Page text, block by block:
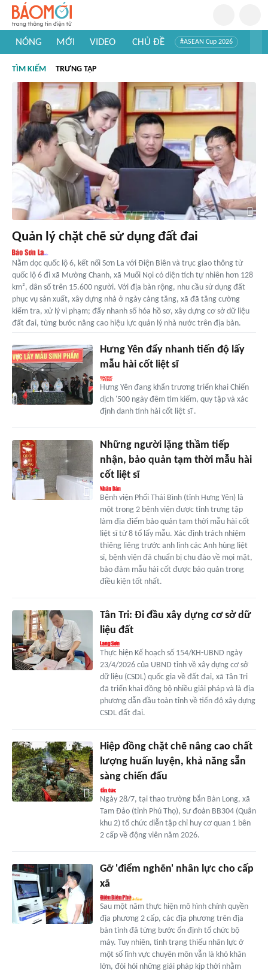
NÓNG MỚI VIDEO CHỦ ĐỀ #ASEAN Cup 2026
#Khám phá Việt Nam
TÌM KIẾM TRƯNG TẬP
Quản lý chặt chẽ sử dụng đất đai
Nằm dọc quốc lộ 6, kết nối Sơn La với Điện Biên và trục giao thông từ
quốc lộ 6 đi xã Mường Chanh, xã Muổi Nọi có diện tích tự nhiên hơn 128
km², dân số trên 15.600 người. Với địa bàn rộng, nhu cầu sử dụng đất
phục vụ sản xuất, xây dựng nhà ở ngày càng tăng, xã đã tăng cường
kiểm tra, xử lý vi phạm; đẩy nhanh số hóa hồ sơ, xây dựng cơ sở dữ liệu
đất đai, từng bước nâng cao hiệu lực quản lý nhà nước trên địa bàn.
Hưng Yên đẩy nhanh tiến độ lấy
mẫu hài cốt liệt sĩ
Hưng Yên đang khẩn trương triển khai Chiến
dịch '500 ngày đêm tìm kiếm, quy tập và xác
định danh tính hài cốt liệt sĩ'.
Những người lặng thầm tiếp
nhận, bảo quản tạm thời mẫu hài
cốt liệt sĩ
Bệnh viện Phổi Thái Bình (tỉnh Hưng Yên) là
một trong 2 bệnh viện được tỉnh trưng tập
làm địa điểm bảo quản tạm thời mẫu hài cốt
liệt sĩ từ 8 tổ lấy mẫu. Xác định trách nhiệm
thiêng liêng trước anh linh các Anh hùng liệt
sĩ, bệnh viện đã chuẩn bị chu đáo về mọi mặt,
bảo đảm mẫu hài cốt được bảo quản trong
điều kiện tốt nhất.
Tân Tri: Đi đầu xây dựng cơ sở dữ
liệu đất
Thực hiện Kế hoạch số 154/KH-UBND ngày
23/4/2026 của UBND tỉnh về xây dựng cơ sở
dữ liệu (CSDL) quốc gia về đất đai, xã Tân Tri
đã triển khai đồng bộ nhiều giải pháp và là địa
phương dẫn đầu toàn tỉnh về tiến độ xây dựng
CSDL đất đai.
Hiệp đồng chặt chẽ nâng cao chất
lượng huấn luyện, khả năng sẵn
sàng chiến đấu
Ngày 28/7, tại thao trường bắn Bàn Long, xã
Tam Đảo (tỉnh Phú Thọ), Sư đoàn BB304 (Quân
khu 2) tổ chức diễn tập chỉ huy cơ quan 1 bên
2 cấp về động viên năm 2026.
Gỡ 'điểm nghẽn' nhân lực cho cấp
xã
Sau một năm thực hiện mô hình chính quyền
địa phương 2 cấp, các địa phương trên địa
bàn tỉnh đã từng bước ổn định tổ chức bộ
máy. Tuy nhiên, tình trạng thiếu nhân lực ở
một số lĩnh vực chuyên môn vẫn là khó khăn
lớn, đòi hỏi những giải pháp kịp thời nhằm